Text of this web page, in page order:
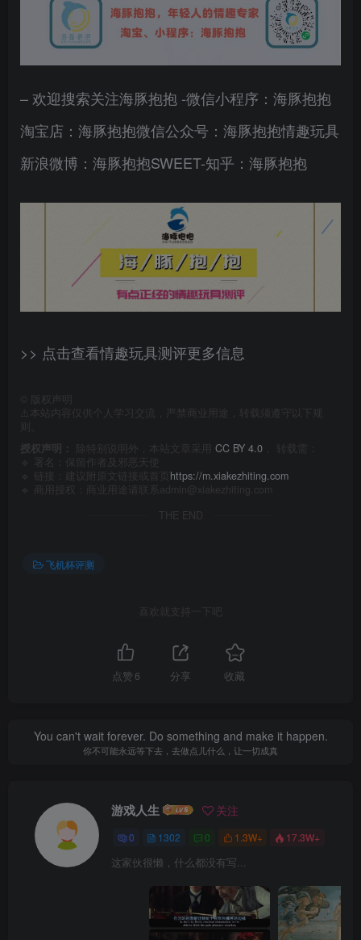
– 欢迎搜索关注海豚抱抱 -微信小程序：海豚抱抱
淘宝店：海豚抱抱微信公众号：海豚抱抱情趣玩具
新浪微博：海豚抱抱SWEET-知乎：海豚抱抱
>> 点击查看情趣玩具测评更多信息
版权声明
⚠️本站内容仅供个人学习交流，严禁商业用途，转载须遵守以下规
授权声明：
除特别说明外，本站文章采用 CC BY 4.0 ， 转载需：
🔹 署名：保留作者及 邪恶天使
🔹 链接：建议附原文链接或首页 https://m.xiakezhiting.com
🔹 商用授权：商业用途请联系admin@xiakezhiting.com
THE END
飞机杯评测
喜欢就支持一下吧
点赞 6 分享 收藏
You can't wait forever. Do something and make it happen.
你不可能永远等下去，去做点儿什么，让一切成真
游戏人生 关注
0 1302 0 1.3W+ 17.3W+
这家伙很懒，什么都没有写...